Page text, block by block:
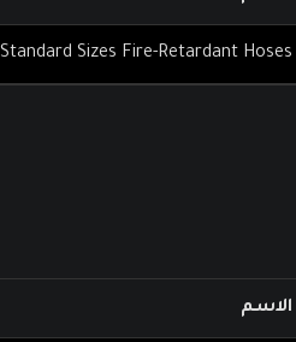
Standard Sizes Fire-Retardant Hoses
الاسم